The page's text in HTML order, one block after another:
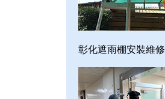
彰化遮雨棚安裝維修